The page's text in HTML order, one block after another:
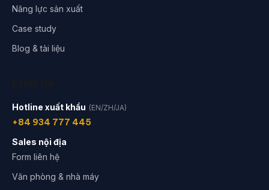
Năng lực sản xuất
Case study
Blog & tài liệu
Hotline xuất khẩu (EN/ZH/JA)
+84 934 777 445
Sales nội địa
Form liên hệ
Văn phòng & nhà máy